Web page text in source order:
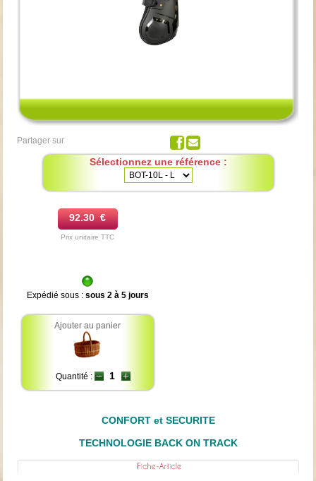
Partager sur
Sélectionnez une référence :
92.30 €
Prix unitaire TTC
Expédié sous : sous 2 à 5 jours
Ajouter au panier
Quantité :
CONFORT et SECURITE
TECHNOLOGIE BACK ON TRACK